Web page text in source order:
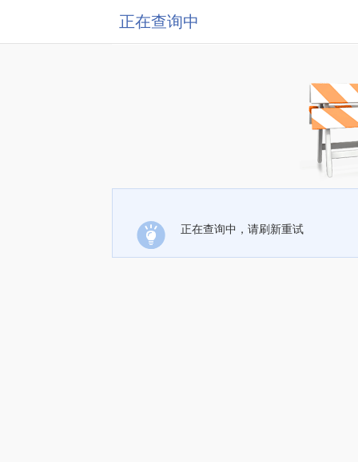
正在查询中
正在查询中，请刷新重试